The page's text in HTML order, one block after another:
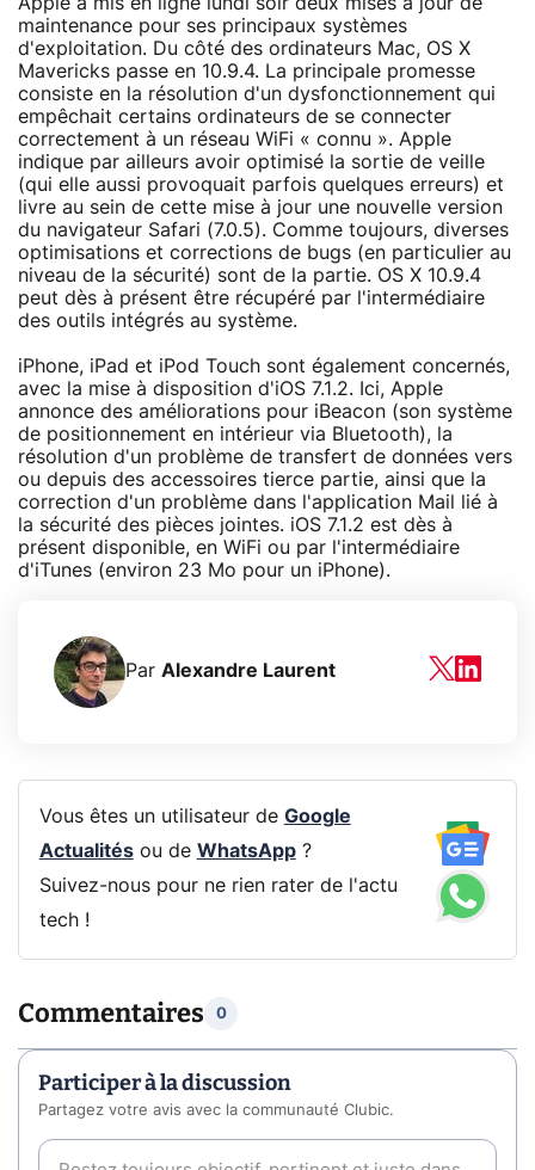
maintenance pour ses principaux systèmes
d'exploitation. Du côté des ordinateurs Mac, OS X
Mavericks passe en 10.9.4. La principale promesse
consiste en la résolution d'un dysfonctionnement qui
empêchait certains ordinateurs de se connecter
correctement à un réseau WiFi « connu ». Apple
indique par ailleurs avoir optimisé la sortie de veille
(qui elle aussi provoquait parfois quelques erreurs) et
livre au sein de cette mise à jour une nouvelle version
du navigateur Safari (7.0.5). Comme toujours, diverses
optimisations et corrections de bugs (en particulier au
niveau de la sécurité) sont de la partie. OS X 10.9.4
peut dès à présent être récupéré par l'intermédiaire
des outils intégrés au système.
iPhone, iPad et iPod Touch sont également concernés,
avec la mise à disposition d'iOS 7.1.2. Ici, Apple
annonce des améliorations pour iBeacon (son système
de positionnement en intérieur via Bluetooth), la
résolution d'un problème de transfert de données vers
ou depuis des accessoires tierce partie, ainsi que la
correction d'un problème dans l'application Mail lié à
la sécurité des pièces jointes. iOS 7.1.2 est dès à
présent disponible, en WiFi ou par l'intermédiaire
d'iTunes (environ 23 Mo pour un iPhone).
Par Alexandre Laurent
Vous êtes un utilisateur de Google
Actualitésou de WhatsApp?
Suivez-nous pour ne rien rater de l'actu
tech !
Commentaires 0
Participer à la discussion
Partagez votre avis avec la communauté Clubic.